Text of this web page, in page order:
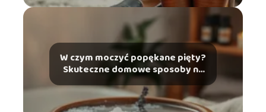
W czym moczyć popękane pięty?
Skuteczne domowe sposoby na
ulgę